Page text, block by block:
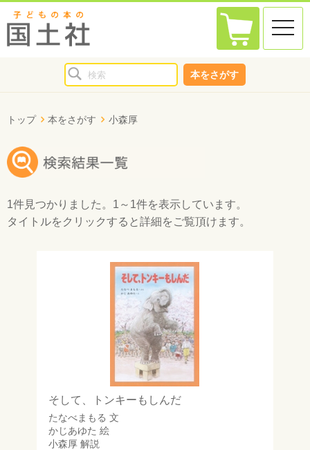
toggle
本をさがす
トップ 本をさがす 小森厚
1件見つかりました。 1～1件を表示しています。
タイトルをクリックすると詳細をご覧頂けます。
そして、トンキーもしんだ
たなべまもる 文
かじあゆた 絵
小森厚解説